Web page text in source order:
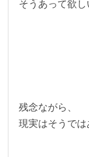
そうあって欲し
残念ながら、
現実はそうでは